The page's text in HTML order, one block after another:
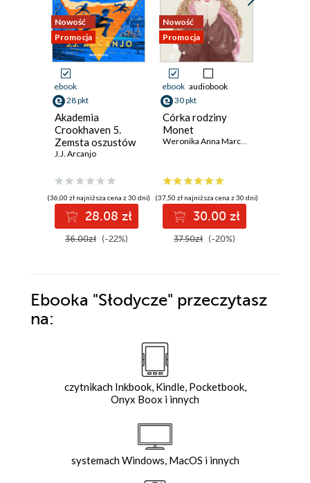
Nowość
Promocja
ebook
28 pkt
Akademia
Crookhaven 5.
Zemsta oszustów
J.J. Arcanjo
(36,00 zł najniższa cena z 30 dni)
28.08 zł
36.00zł (-22%)
Nowość
Promocja
ebook audiobook
30 pkt
Córka rodziny
Monet
Weronika Anna Marczak
(37,50 zł najniższa cena z 30 dni)
30.00 zł
37.50zł (-20%)
Ebooka "Słodycze" przeczytasz
na:
czytnikach Inkbook, Kindle, Pocketbook,
Onyx Boox i innych
systemach Windows, MacOS i innych